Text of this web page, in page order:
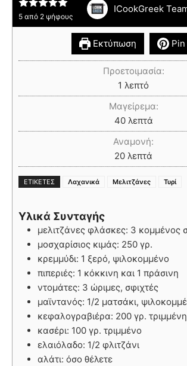
5 από 2 ψήφους
ICookGreek
Εκτύπωση Pin
Προετοιμασία:
1 λεπτό
Μαγείρεμα:
40 λεπτά
Αναμονή:
20 λεπτά
ΕΤΙΚΈΤΕΣ Λαχανικά Μελιτζάνες Τυρί
Υλικά Συνταγής
μελιτζάνες φλάσκες: 3 κομμένος
μοσχαρίσιος κιμάς: 250 γρ.
κρεμμύδι: 1 ξερό, ψιλοκομμένο
πιπεριές: 1 κόκκινη και 1 πράσινη
ντομάτες: 3 ώριμες, σφιχτές
μαϊντανός: 1/2 ματσάκι,
κεφαλογραβιέρα: 200 γρ. τριμμένη
κασέρι: 100 γρ. τριμμένο
ελαιόλαδο: 1/2 φλιτζάνι
αλάτι: όσο θέλετε